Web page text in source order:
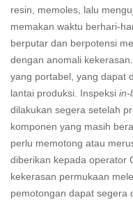
resin, memoles, lalu
memakan waktu berhari-
berputar dan berpotensi
dengan anomali
yang portabel, yang dapat
lantai produksi. Inspeksi in-
dilakukan segera setelah
komponen yang masih
perlu memotong atau
diberikan kepada operator
kekerasan permukaan
pemotongan dapat segera